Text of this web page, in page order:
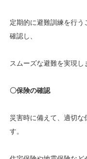
定期的に避難訓練を行
確認し、
スムーズな避難を実現し
〇保険の確認
災害時に備えて、適切
す。